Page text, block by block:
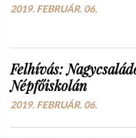
2019. FEBRUÁR. 06.
Felhívás:
Népfőiskolán
2019. FEBRUÁR. 06.